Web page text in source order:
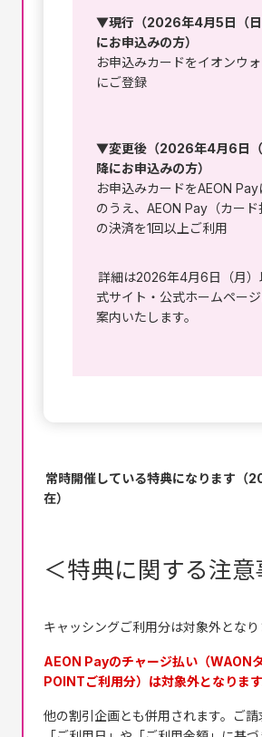
▼現行（2026年4月5日（日
にお申込みの方）
お申込みカードをイオンウ
にご登録
▼変更後（2026年4月6日
降にお申込みの方）
お申込みカードをAEON
のうえ、AEON Pay（カード
の決済を1回以上ご利用
詳細は2026年4月6日（月）
式サイト・公式ホームペー
案内いたします。
常時開催している特典になります（
在）
＜特典に関する注意
キャッシングご利用分は対象外となり
AEON Payのチャージ払い（WAON
POINTご利用分）は対象外となります
他の割引企画とも併用されます。ご